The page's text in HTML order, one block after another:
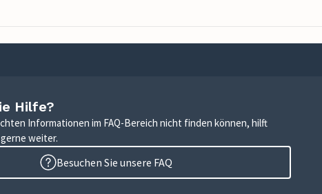
Hilfe?
Informationen im FAQ-Bereich nicht finden können, hilft
weiter.
Besuchen Sie unsere FAQ